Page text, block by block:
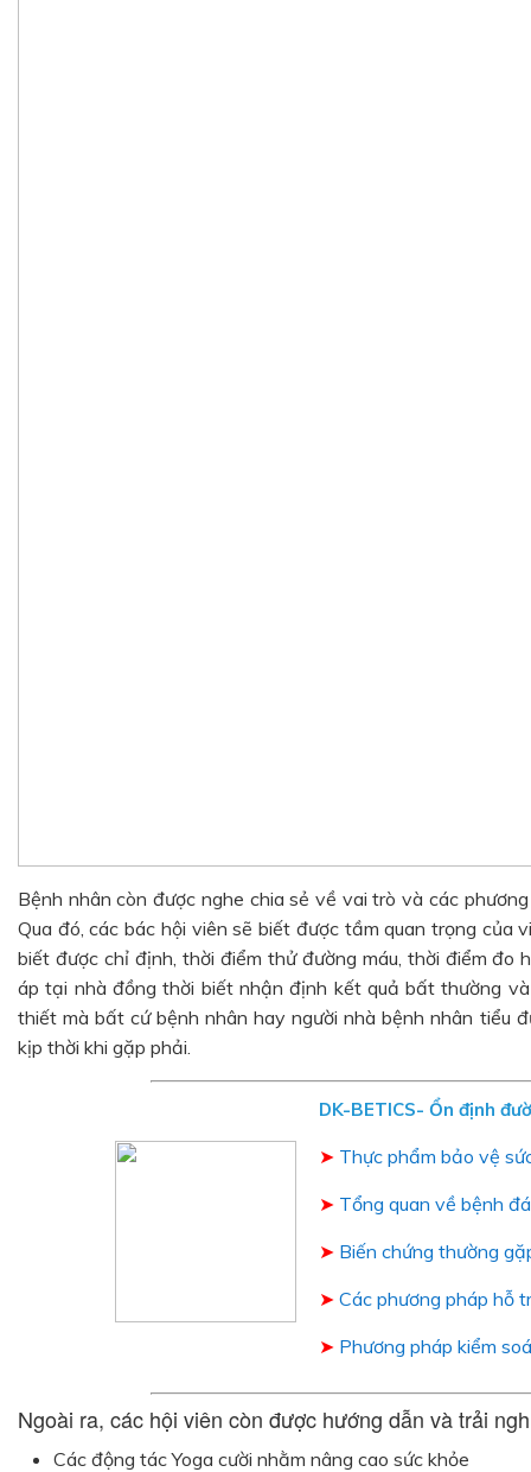
Bệnh nhân còn được nghe chia sẻ về vai trò và các
Qua đó, các bác hội viên sẽ biết được tầm quan trọng của
biết được chỉ định, thời điểm thử đường máu, thời điểm đo
áp tại nhà đồng thời biết nhận định kết quả bất thường
thiết mà bất cứ bệnh nhân hay người nhà bệnh nhân tiểu
kịp thời khi gặp phải.
DK-BETICS- Ổn định
➤ Thực phẩm bảo vệ
➤ Tổng quan về bệnh
➤ Biến chứng thường
➤ Các phương pháp hỗ
➤ Phương pháp kiểm
Ngoài ra, các hội viên còn được hướng dẫn và trải
Các động tác Yoga cười nhằm nâng cao sức khỏe